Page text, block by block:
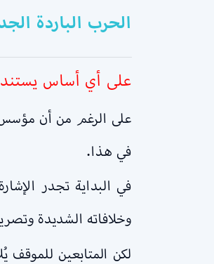
الحرب الباردة
على أي أساس
على الرغم من أن مؤسس
في هذا.
في البداية تجدر
وخلافاته الشديدة
لكن المتابعين للموقف